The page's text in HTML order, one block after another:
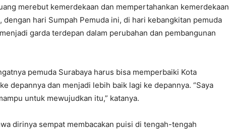
merebut kemerdekaan dan mempertahankan kemerdekaan
dengan hari Sumpah Pemuda ini, di hari kebangkitan pemuda
garda terdepan dalam perubahan dan pembangunan
pemuda Surabaya harus bisa memperbaiki Kota
depannya dan menjadi lebih baik lagi ke depannya. “Saya
untuk mewujudkan itu,” katanya.
dirinya sempat membacakan puisi di tengah-tengah